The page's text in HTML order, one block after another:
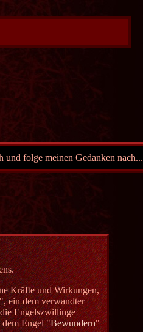
und folge meinen Gedanken nach...
Kräfte und Wirkungen,
", ein dem verwandter
Engelszwillinge
dem Engel "Bewundern"